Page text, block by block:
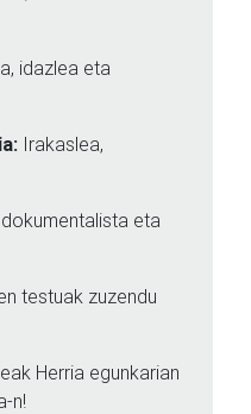
idazlea eta
Irakaslea,
eta
testuak zuzendu
Herria egunkarian
n!